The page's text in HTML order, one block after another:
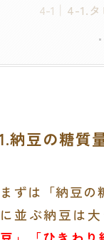
4-1.タ
納豆の糖質
まずは「納豆の
に並ぶ納豆は